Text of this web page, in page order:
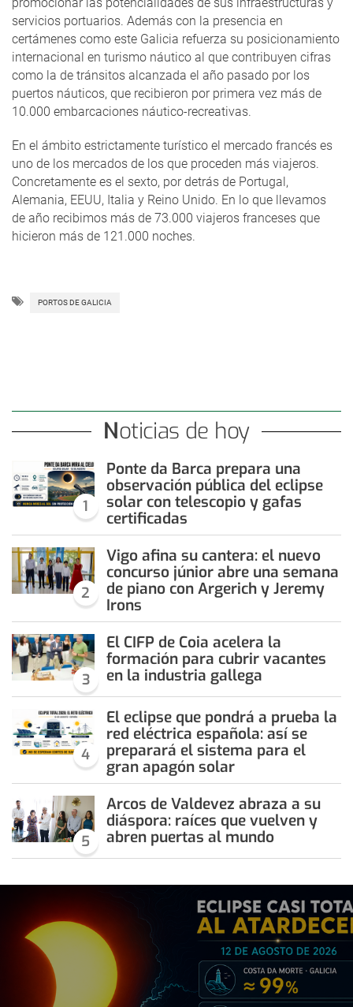
servicios portuarios. Además con la presencia en
certámenes como este Galicia refuerza su posicionamiento
internacional en turismo náutico al que contribuyen cifras
como la de tránsitos alcanzada el año pasado por los
puertos náuticos, que recibieron por primera vez más de
10.000 embarcaciones náutico-recreativas.
En el ámbito estrictamente turístico el mercado francés es
uno de los mercados de los que proceden más viajeros.
Concretamente es el sexto, por detrás de Portugal,
Alemania, EEUU, Italia y Reino Unido. En lo que llevamos
de año recibimos más de 73.000 viajeros franceses que
hicieron más de 121.000 noches.
PORTOS DE GALICIA
Noticias de hoy
1
Ponte da Barca prepara una
observación pública del eclipse
solar con telescopio y gafas
certificadas
2
Vigo afina su cantera: el nuevo
concurso júnior abre una semana
de piano con Argerich y Jeremy
Irons
3
El CIFP de Coia acelera la
formación para cubrir vacantes
en la industria gallega
4
El eclipse que pondrá a prueba la
red eléctrica española: así se
preparará el sistema para el
gran apagón solar
5
Arcos de Valdevez abraza a su
diáspora: raíces que vuelven y
abren puertas al mundo